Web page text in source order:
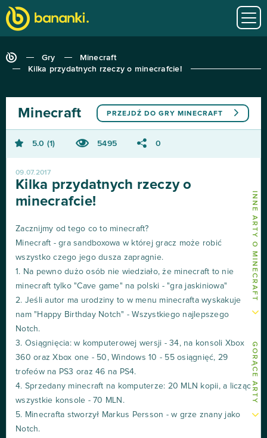
Gry
Minecraft
Kilka przydatnych rzeczy o minecrafcie!
INNE ARTY O MINECRAFT
GORĄCE ARTY
PRZEJDŹ DO GRY MINECRAFT
Minecraft
5.0 1 5495 0
09.07.2017
Kilka przydatnych rzeczy o
minecrafcie!
Zacznijmy od tego co to minecraft?
Minecraft - gra sandboxowa w której gracz może robić
wszystko czego jego dusza zapragnie.
1. Na pewno dużo osób nie wiedziało, że minecraft to nie
minecraft tylko "Cave game" na polski - "gra jaskiniowa"
2. Jeśli autor ma urodziny to w menu minecrafta wyskakuje
nam "Happy Birthday Notch" - Wszystkiego najlepszego
Notch.
3. Osiągnięcia: w komputerowej wersji - 34, na konsoli Xbox
360 oraz Xbox one - 50, Windows 10 - 55 osiągnięć, 29
trofeów na PS3 oraz 46 na PS4.
4. Sprzedany minecraft na komputerze: 20 MLN kopii, a licząc
wszystkie konsole - 70 MLN.
5. Minecrafta stworzył Markus Persson - w grze znany jako
Notch.